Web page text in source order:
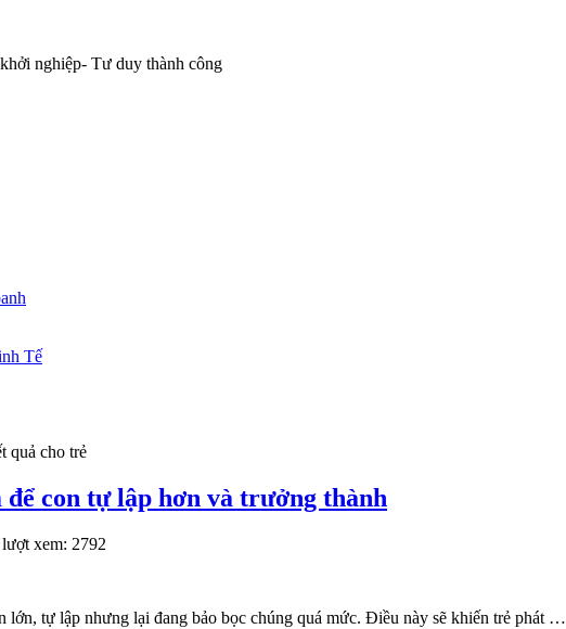
nghiệp- Tư duy thành công
Tế
quả cho trẻ
con tự lập hơn và trưởng thành
lượt xem: 2792
lớn, tự lập nhưng lại đang bảo bọc chúng quá mức. Điều này sẽ khiến trẻ phát …